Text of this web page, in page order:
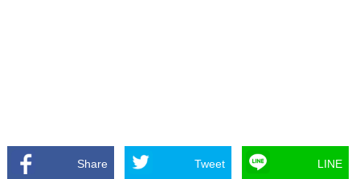
Share Tweet LINE